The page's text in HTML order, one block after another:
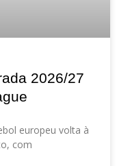
2026/27
europeu volta à
com